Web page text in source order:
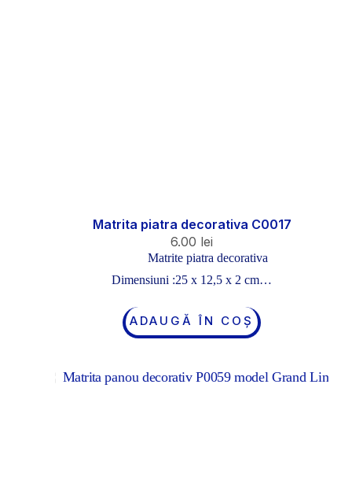
Matrita piatra decorativa C0017
6.00 lei
Matrite piatra decorativa
Dimensiuni :25 x 12,5 x 2 cm…
ADAUGĂ ÎN COȘ